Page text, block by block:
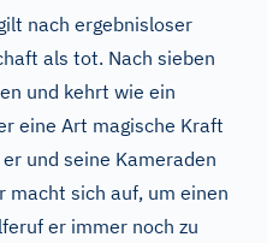
nach ergebnisloser
als tot. Nach sieben
und kehrt wie ein
eine Art magische Kraft
und seine Kameraden
sich auf, um einen
er immer noch zu